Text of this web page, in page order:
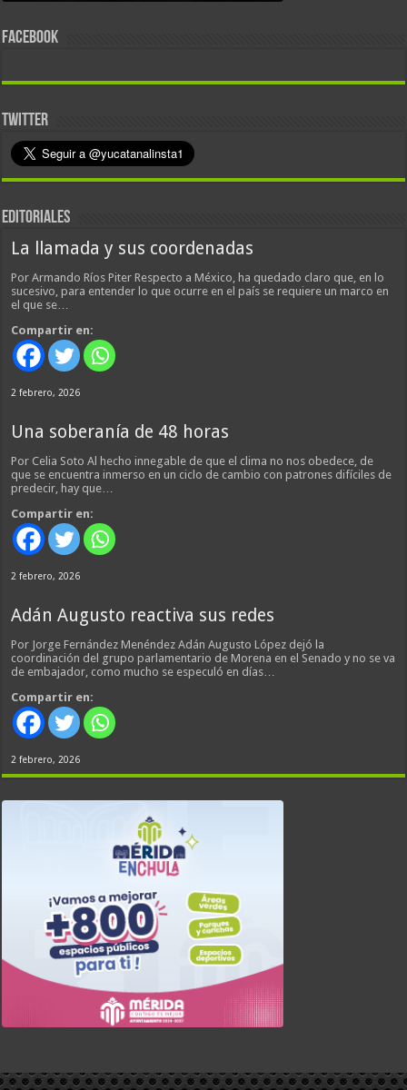
FACEBOOK
TWITTER
EDITORIALES
La llamada y sus coordenadas
Por Armando Ríos Piter Respecto a México, ha quedado claro que, en lo
sucesivo, para entender lo que ocurre en el país se requiere un marco en
el que se…
Compartir en:
2 febrero, 2026
Una soberanía de 48 horas
Por Celia Soto Al hecho innegable de que el clima no nos obedece, de
que se encuentra inmerso en un ciclo de cambio con patrones difíciles de
predecir, hay que…
Compartir en:
2 febrero, 2026
Adán Augusto reactiva sus redes
Por Jorge Fernández Menéndez Adán Augusto López dejó la
coordinación del grupo parlamentario de Morena en el Senado y no se va
de embajador, como mucho se especuló en días…
Compartir en:
2 febrero, 2026